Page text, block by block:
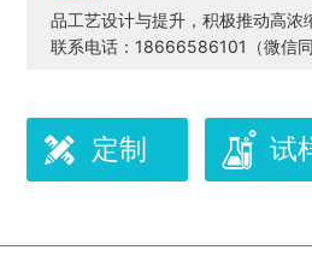
品工艺设计与提升，积极推动高浓
联系电话：18666586101（微信同
定制 试